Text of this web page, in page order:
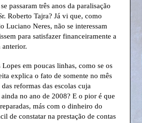
passaram três anos da paralisação
Roberto Tajra? Já vi que, como
Luciano Neres, não se interessam
para satisfazer financeiramente a
anterior.
em poucas linhas, como se os
explica o fato de somente no mês
reformas das escolas cuja
no ano de 2008? E o pior é que
más com o dinheiro do
de constatar na prestação de contas